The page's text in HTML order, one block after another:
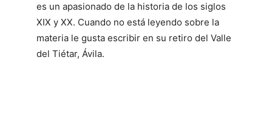
es un apasionado de la historia de los siglos
XIX y XX. Cuando no está leyendo sobre la
materia le gusta escribir en su retiro del Valle
del Tiétar, Ávila.